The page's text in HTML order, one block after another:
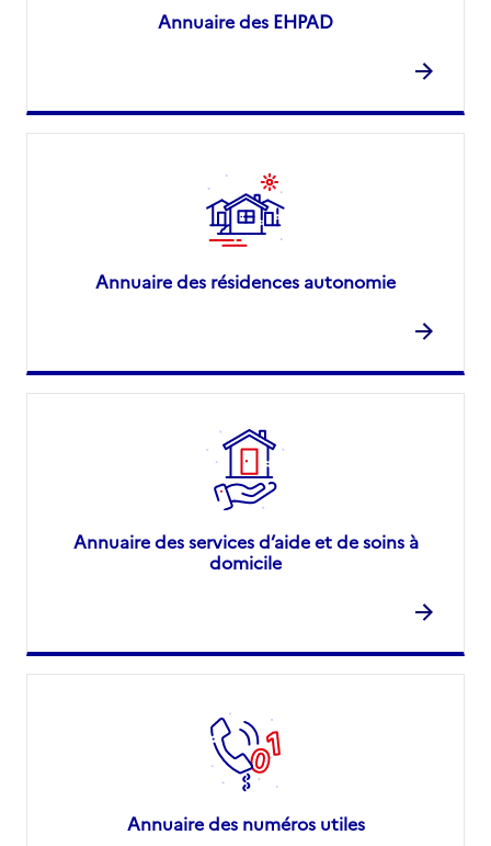
Annuaire des EHPAD
Annuaire des résidences autonomie
Annuaire des services d’aide et de soins à
domicile
Annuaire des numéros utiles